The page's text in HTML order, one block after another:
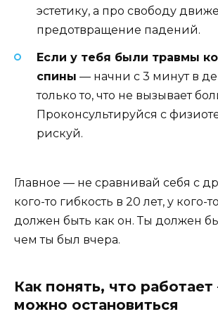
эстетику, а про свободу
предотвращение падений.
Если у тебя были травмы
спины — начни с 3 минут в
только то, что не вызывает
Проконсультируйся с
рискуй.
Главное — не сравнивай себя с
кого-то гибкость в 20 лет, у кого-
должен быть как он. Ты должен
чем ты был вчера.
Как понять, что
можно остановиться